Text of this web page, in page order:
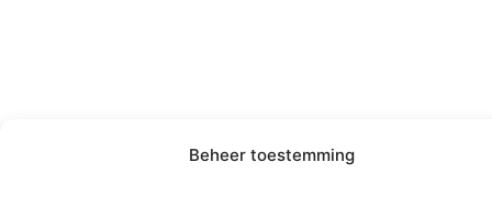
Beheer toestemming